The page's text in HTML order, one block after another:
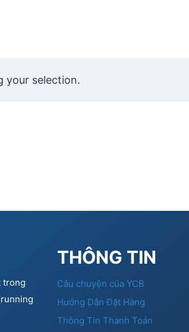
your selection.
trong
THÔNG TIN
Câu chuyện của YCB
Hướng Dẫn Đặt Hàng
Thông Tin Thanh Toán